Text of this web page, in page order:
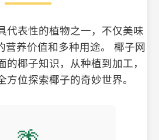
代表性的植物之一，不仅美味
营养价值和多种用途。 椰子网
椰子知识，从种植到加工，
方位探索椰子的奇妙世界。